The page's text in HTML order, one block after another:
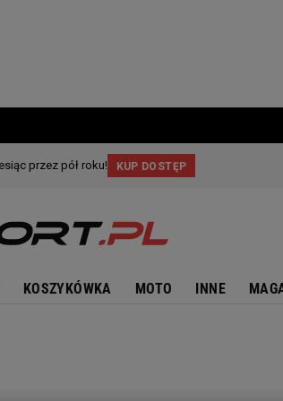
KOSZYKÓWKA MOTO INNE